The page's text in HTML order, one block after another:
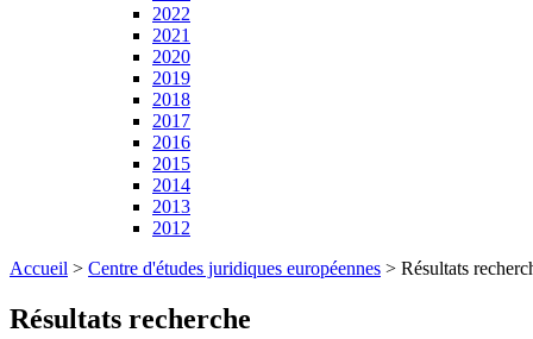
2022
2021
2020
2019
2018
2017
2016
2015
2014
2013
2012
Accueil > Centre d'études juridiques européennes > Résultats
Résultats recherche